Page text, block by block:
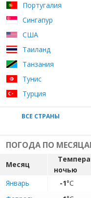
Португалия
Сингапур
США
Таиланд
Танзания
Тунис
Турция
ВСЕ СТРАНЫ
ПОГОДА ПО
Месяц
ночью
Январь
-1°C